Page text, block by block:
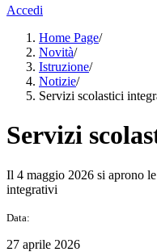
Accedi
Home Page/
Novità/
Istruzione/
Notizie/
Servizi scolastici
Servizi
Il 4 maggio 2026 si aprono
integrativi
Data:
27 aprile 2026